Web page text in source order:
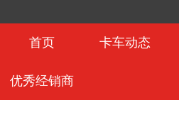
首页 卡车动态
优秀经销商